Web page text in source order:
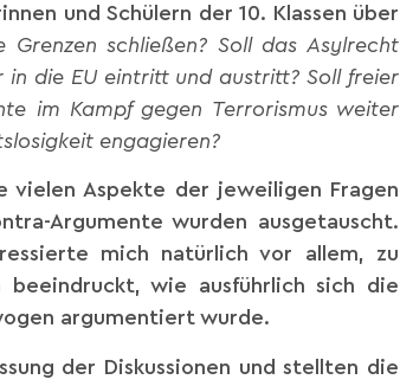
und Schülern der 10. Klassen über
Grenzen schließen? Soll das Asylrecht
die EU eintritt und austritt? Soll freier
im Kampf gegen Terrorismus weiter
engagieren?
vielen Aspekte der jeweiligen Fragen
Argumente wurden ausgetauscht.
mich natürlich vor allem, zu
beeindruckt, wie ausführlich sich die
argumentiert wurde.
der Diskussionen und stellten die